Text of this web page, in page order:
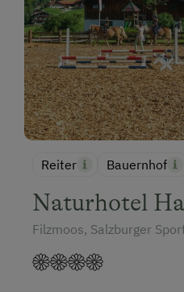
Reiter Bauernhof
Naturhotel
Filzmoos, Salzburger